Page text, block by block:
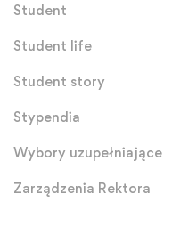
Student
Student life
Student story
Stypendia
Wybory uzupełniające
Zarządzenia Rektora